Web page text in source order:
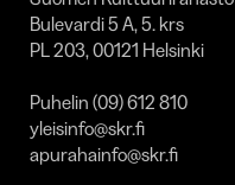
Bulevardi 5 A, 5. krs
PL 203, 00121 Helsinki
Puhelin (09) 612 810
yleisinfo@skr.fi
apurahainfo@skr.fi